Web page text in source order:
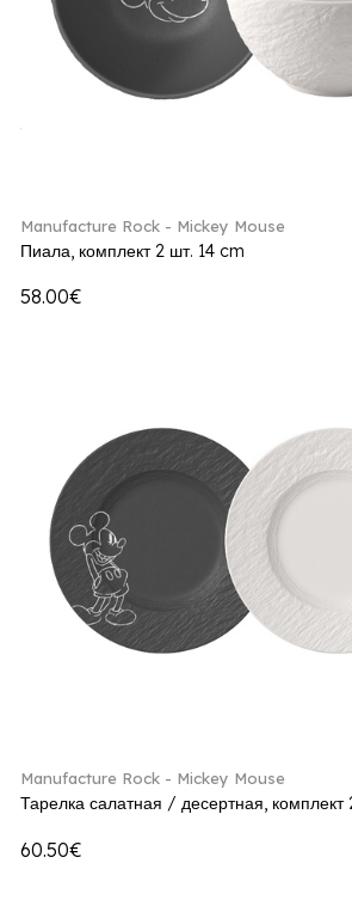
Manufacture Rock - Mickey Mouse
Пиала, комплект 2 шт. 14 cm
58.00€
Manufacture Rock - Mickey Mouse
Тарелка салатная / десертная,
60.50€